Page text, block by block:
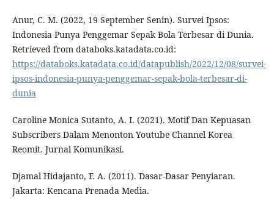
Anur, C. M. (2022, 19 September Senin). Survei Ipsos:
Indonesia Punya Penggemar Sepak Bola Terbesar di Dunia.
Retrieved from databoks.katadata.co.id:
https://databoks.katadata.co.id/datapublish/2022/12/08/survei-
ipsos-indonesia-punya-penggemar-sepak-bola-terbesar-di-
dunia
Caroline Monica Sutanto, A. I. (2021). Motif Dan Kepuasan
Subscribers Dalam Menonton Youtube Channel Korea
Reomit. Jurnal Komunikasi.
Djamal Hidajanto, F. A. (2011). Dasar-Dasar Penyiaran.
Jakarta: Kencana Prenada Media.